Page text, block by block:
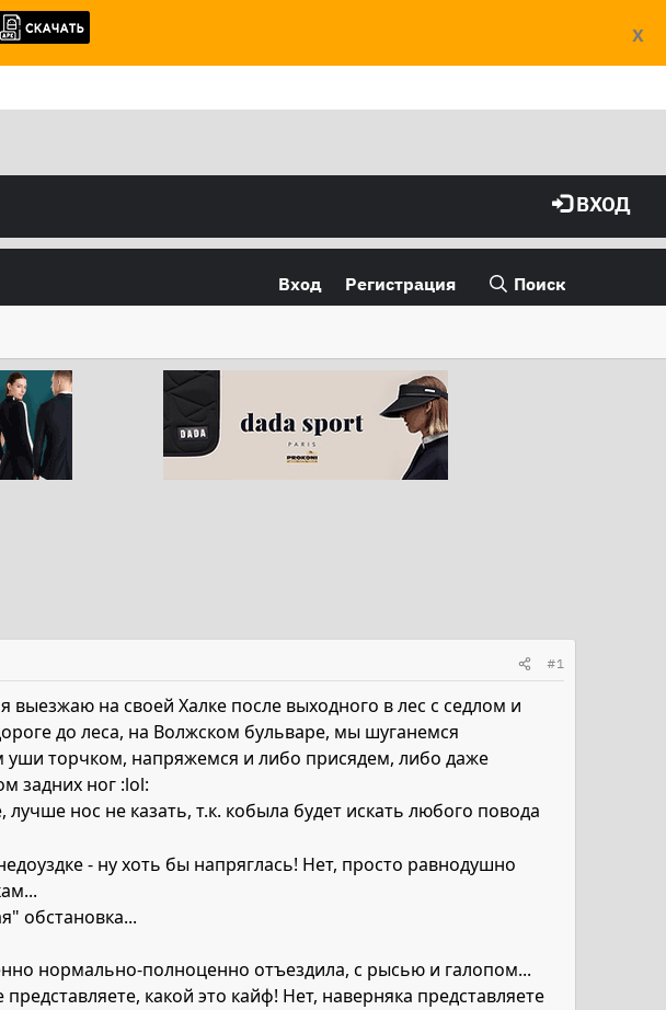
X
ВХОД
Вход Регистрация Поиск
#1
выезжаю на своей Халке после выходного в лес с седлом и
до леса, на Волжском бульваре, мы шуганемся
уши торчком, напряжемся и либо присядем, либо даже
задних ног :lol:
нос не казать, т.к. кобыла будет искать любого повода
- ну хоть бы напряглась! Нет, просто равнодушно
обстановка...
нормально-полноценно отъездила, с рысью и галопом...
представляете, какой это кайф! Нет, наверняка представляете